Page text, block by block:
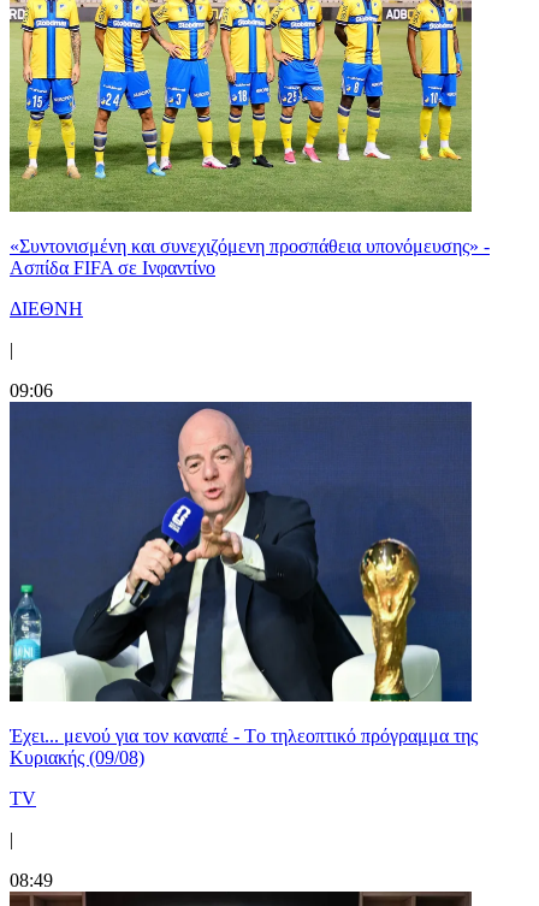
«Συντονισμένη και συνεχιζόμενη προσπάθεια υπονόμευσης» -
Ασπίδα FIFA σε Ινφαντίνο
ΔΙΕΘΝΗ
|
09:06
Έχει... μενού για τον καναπέ - Tο τηλεοπτικό πρόγραμμα της
Κυριακής (09/08)
TV
|
08:49